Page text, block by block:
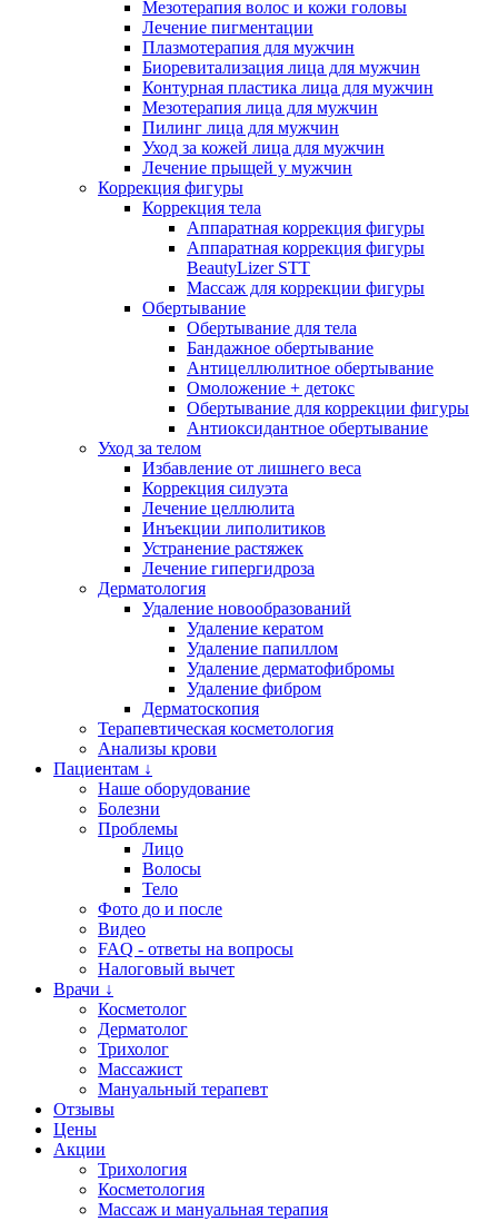
Мезотерапия волос и кожи головы
Лечение пигментации
Плазмотерапия для мужчин
Биоревитализация лица для мужчин
Контурная пластика лица для мужчин
Мезотерапия лица для мужчин
Пилинг лица для мужчин
Уход за кожей лица для мужчин
Лечение прыщей у мужчин
Коррекция фигуры
Коррекция тела
Аппаратная коррекция фигуры
Аппаратная коррекция фигуры
BeautyLizer STT
Массаж для коррекции фигуры
Обертывание
Обертывание для тела
Бандажное обертывание
Антицеллюлитное обертывание
Омоложение + детокс
Обертывание для коррекции фигуры
Антиоксидантное обертывание
Уход за телом
Избавление от лишнего веса
Коррекция силуэта
Лечение целлюлита
Инъекции липолитиков
Устранение растяжек
Лечение гипергидроза
Дерматология
Удаление новообразований
Удаление кератом
Удаление папиллом
Удаление дерматофибромы
Удаление фибром
Дерматоскопия
Терапевтическая косметология
Анализы крови
Пациентам ↓
Наше оборудование
Болезни
Проблемы
Лицо
Волосы
Тело
Фото до и после
Видео
FAQ - ответы на вопросы
Налоговый вычет
Врачи ↓
Косметолог
Дерматолог
Трихолог
Массажист
Мануальный терапевт
Отзывы
Цены
Акции
Трихология
Косметология
Массаж и мануальная терапия